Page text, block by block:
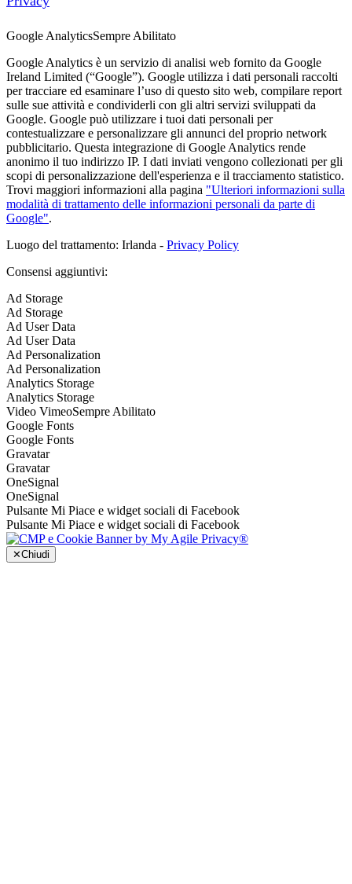
Google AnalyticsSempre Abilitato
Google Analytics è un servizio di analisi web fornito da Google
Ireland Limited (“Google”). Google utilizza i dati personali raccolti
per tracciare ed esaminare l’uso di questo sito web, compilare report
sulle sue attività e condividerli con gli altri servizi sviluppati da
Google. Google può utilizzare i tuoi dati personali per
contestualizzare e personalizzare gli annunci del proprio network
pubblicitario. Questa integrazione di Google Analytics rende
anonimo il tuo indirizzo IP. I dati inviati vengono collezionati per gli
scopi di personalizzazione dell'esperienza e il tracciamento statistico.
Trovi maggiori informazioni alla pagina "Ulteriori informazioni sulla
modalità di trattamento delle informazioni personali da parte di
Google".
Luogo del trattamento: Irlanda - Privacy Policy
Consensi aggiuntivi:
Ad Storage
Ad Storage
Ad User Data
Ad User Data
Ad Personalization
Ad Personalization
Analytics Storage
Analytics Storage
Video VimeoSempre Abilitato
Google Fonts
Google Fonts
Gravatar
Gravatar
OneSignal
OneSignal
Pulsante Mi Piace e widget sociali di Facebook
Pulsante Mi Piace e widget sociali di Facebook
✕Chiudi